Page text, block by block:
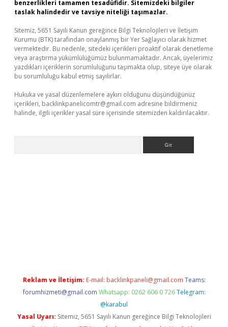
benzerlikleri tamamen tesadüfidir. Sitemizdeki bilgiler
taslak halindedir ve tavsiye niteliği taşımazlar.
Sitemiz, 5651 Sayılı Kanun gereğince Bilgi Teknolojileri ve İletişim
Kurumu (BTK) tarafından onaylanmış bir Yer Sağlayıcı olarak hizmet
vermektedir. Bu nedenle, sitedeki içerikleri proaktif olarak denetleme
veya araştırma yükümlülüğümüz bulunmamaktadır. Ancak, üyelerimiz
yazdıkları içeriklerin sorumluluğunu taşımakta olup, siteye üye olarak
bu sorumluluğu kabul etmiş sayılırlar.
Hukuka ve yasal düzenlemelere aykırı olduğunu düşündüğünüz
içerikleri, backlinkpanelicomtr@gmail.com adresine bildirmeniz
halinde, ilgili içerikler yasal süre içerisinde sitemizden kaldırılacaktır.
Reklam ve İletişim: E-mail: backlinkpaneli@gmail.com Teams:
forumhizmeti@gmail.com Whatsapp: 0262 606 0 726 Telegram:
@karabul
Yasal Uyarı: Sitemiz, 5651 Sayılı Kanun gereğince Bilgi Teknolojileri